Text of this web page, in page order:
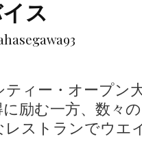
ス
ィー・オープン
励む一方、数々
レストランでウエ